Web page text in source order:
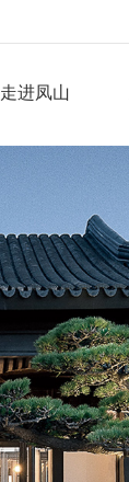
走进凤山